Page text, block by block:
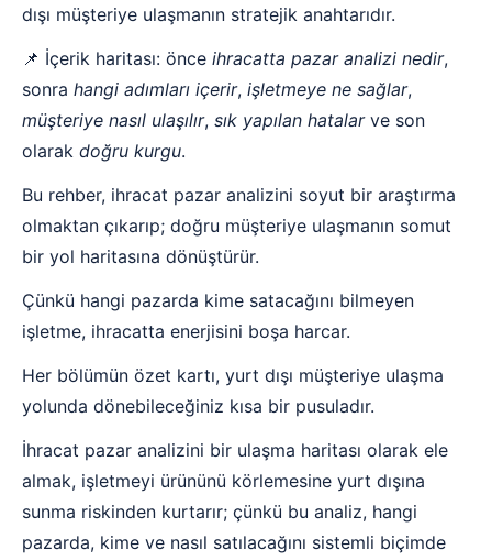
dışı müşteriye ulaşmanın stratejik anahtarıdır.
📌 İçerik haritası: önce ihracatta pazar analizi nedir,
sonra hangi adımları içerir, işletmeye ne sağlar,
müşteriye nasıl ulaşılır, sık yapılan hatalarve son
olarak doğru kurgu.
Bu rehber, ihracat pazar analizini soyut bir araştırma
olmaktan çıkarıp; doğru müşteriye ulaşmanın somut
bir yol haritasına dönüştürür.
Çünkü hangi pazarda kime satacağını bilmeyen
işletme, ihracatta enerjisini boşa harcar.
Her bölümün özet kartı, yurt dışı müşteriye ulaşma
yolunda dönebileceğiniz kısa bir pusuladır.
İhracat pazar analizini bir ulaşma haritası olarak ele
almak, işletmeyi ürününü körlemesine yurt dışına
sunma riskinden kurtarır; çünkü bu analiz, hangi
pazarda, kime ve nasıl satılacağını sistemli biçimde